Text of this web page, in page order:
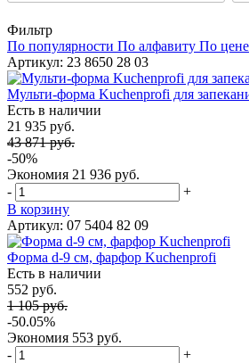
Фильтр
По популярности По алфавиту По цене
Артикул: 23 8650 28 03
Мульти-форма Kuchenprofi для
Есть в наличии
21 935 руб.
43 871 руб.
-50%
Экономия 21 936 руб.
-
+
В корзину
Артикул: 07 5404 82 09
Форма d-9 см, фарфор Kuchenprofi
Есть в наличии
552 руб.
1 105 руб.
-50.05%
Экономия 553 руб.
-
+